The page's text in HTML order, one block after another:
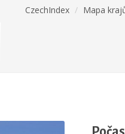
CzechIndex Mapa